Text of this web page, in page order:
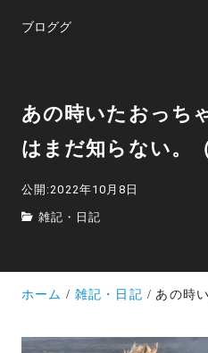
ブロググ
あの時いたおっち
はまだ知らない。（
公開:2022年10月8日
雑記・日記
ホーム 雑記・日記 あの時いたお